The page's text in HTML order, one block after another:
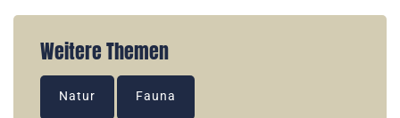
Weitere Themen
Natur Fauna